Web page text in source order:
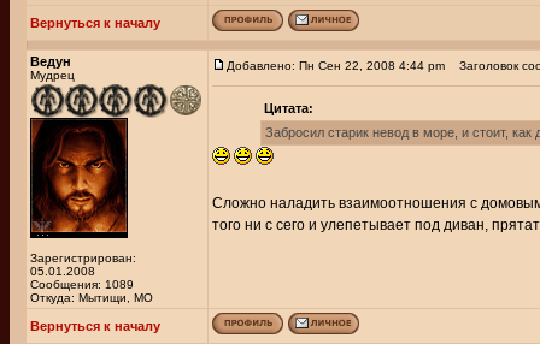
Вернуться к началу
Ведун
Мудрец
Зарегистрирован:
05.01.2008
Сообщения: 1089
Откуда: Мытищи, МО
Добавлено: Пн Сен 22, 2008 4:44 pm Заголовок
Цитата:
Забросил старик невод в море, и стоит, как
Сложно наладить взаимоотношения с
того ни с сего и улепетывает под диван,
Вернуться к началу